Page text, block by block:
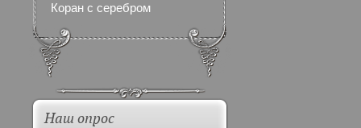
Коран с серебром
Наш опрос